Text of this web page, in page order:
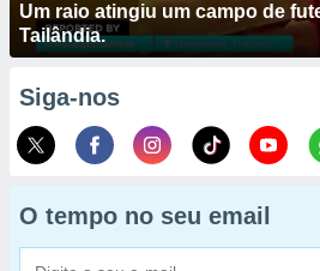
Um raio atingiu um campo de
Tailândia.
Siga-nos
O tempo no seu email